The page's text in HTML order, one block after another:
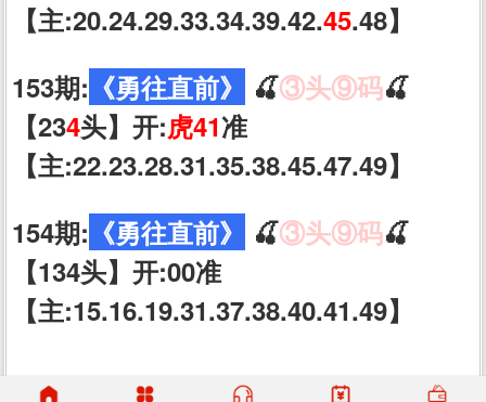
【主:20.24.29.33.34.39.42.45.48】
153期: 《勇往直前》 🍒③头⑨码🍒
【234头】开:虎41准
【主:22.23.28.31.35.38.45.47.49】
154期: 《勇往直前》 🍒③头⑨码🍒
【134头】开:00准
【主:15.16.19.31.37.38.40.41.49】